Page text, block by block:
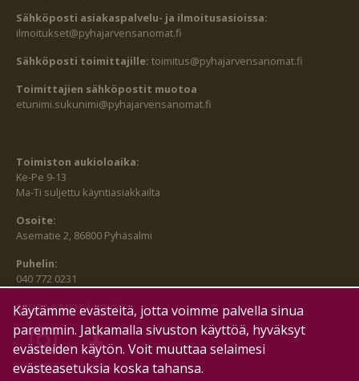
Sähköposti asiakaspalvelu- ja ilmoitusasioissa:
ilmoitukset@pyhajarvensanomat.fi
Sähköposti toimittajille: toimitus@pyhajarvensanomat.fi
Toimittajien sähköpostit muotoa
etunimi.sukunimi@pyhajarvensanomat.fi
Toimiston aukioloaika:
Ke-Pe 9-13
Ma-Ti suljettu käyntiasiakkailta
Osoite:
Asematie 2, 86800 Pyhäsalmi
Puhelin:
040 772 0231
SEURAA MEITÄ MYÖS:
HALLITSE EVÄSTEITÄ
Käytämme evästeitä, jotta voimme palvella sinua
paremmin. Jatkamalla sivuston käyttöä, hyväksyt
evästeiden käytön. Voit muuttaa selaimesi
evästeasetuksia koska tahansa.